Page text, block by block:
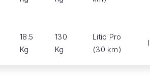
18.5
Kg
130
Kg
Litio Pro
(30 km)